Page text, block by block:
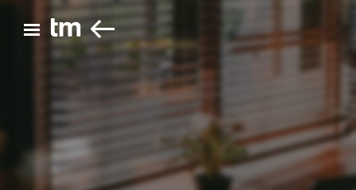
Hauptmenü öffnen